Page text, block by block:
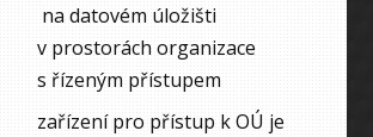
na datovém úložišti
v prostorách organizace
s řízeným přístupem
zařízení pro přístup k OÚ je